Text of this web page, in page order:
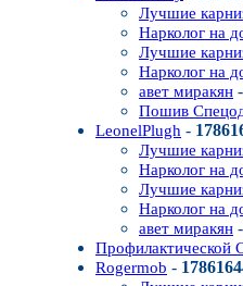
Лучшие
Нарколог на
Лучшие
Нарколог на
авет миракян -
Пошив
LeonelPlugh -
Лучшие
Нарколог на
Лучшие
Нарколог на
авет миракян -
Профилактической
Rogermob -